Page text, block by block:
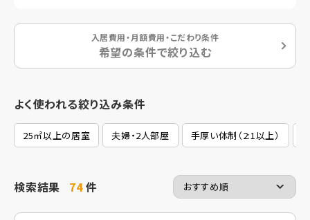
入居費用・月額費用・こだわり条件
希望の条件で絞り込む
よく使われる絞り込み条件
25㎡以上の居室 夫婦・2人部屋 手厚い体制（2:1以上）
検索結果 74件